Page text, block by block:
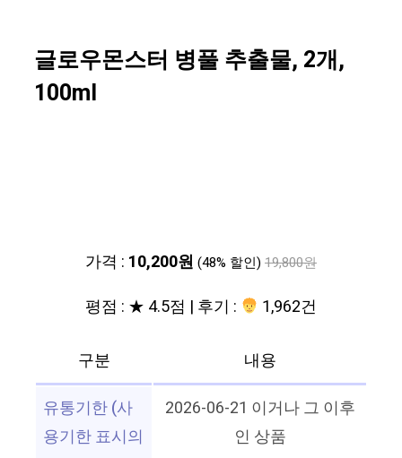
글로우몬스터 병풀 추출물, 2개,
100ml
가격 : 10,200원 (48% 할인) 19,800원
평점 : ★ 4.5점 | 후기 : 1,962건
구분
내용
유통기한 (사
용기한 표시의
2026-06-21 이거나 그 이후
인 상품